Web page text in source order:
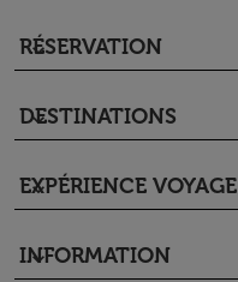
RÉSERVATION
keyboard_arrow_down
DESTINATIONS
keyboard_arrow_down
EXPÉRIENCE VOYAGE
keyboard_arrow_down
INFORMATION
keyboard_arrow_down